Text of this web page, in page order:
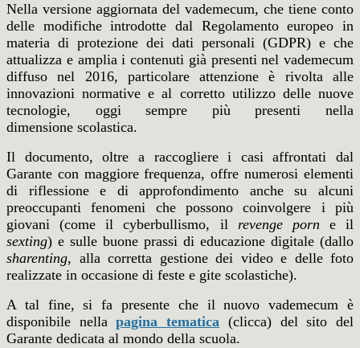
Nella versione aggiornata del vademecum, che tiene conto
delle modifiche introdotte dal Regolamento europeo in
materia di protezione dei dati personali (GDPR) e che
attualizza e amplia i contenuti già presenti nel vademecum
diffuso nel 2016, particolare attenzione è rivolta alle
innovazioninormative e al corretto utilizzo delle nuove
tecnologie, oggi sempre più presenti nella
dimensione scolastica.
Il documento, oltre a raccogliere i casi affrontati dal
Garante con maggiore frequenza, offrenumerosi elementi
di riflessione e di approfondimento anche su alcuni
preoccupanti fenomeni che possono coinvolgere i più
giovani (come il cyberbullismo, il revenge porn e il
sexting) e sulle buone prassi di educazione digitale (dallo
sharenting, alla corretta gestione dei video e delle foto
realizzate in occasione di feste e gite scolastiche).
A tal fine, si fa presente che il nuovo vademecum è
disponibile nellapagina tematica (clicca) del sito del
Garante dedicata al mondo della scuola.